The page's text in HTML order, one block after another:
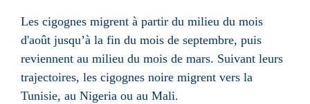
Les cigognes migrent à partir du milieu du mois
d'août jusqu’à la fin du mois de septembre, puis
reviennent au milieu du mois de mars. Suivant leurs
trajectoires, les cigognes noire migrent vers la
Tunisie, au Nigeria ou au Mali.